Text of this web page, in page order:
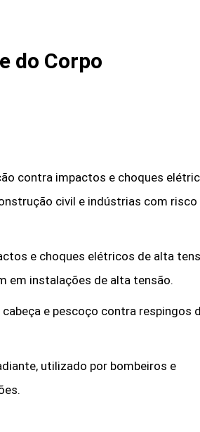
do Corpo
contra impactos e choques
civil e indústrias com risco
e choques elétricos de alta
em instalações de alta tensão.
e pescoço contra respingos
utilizado por bombeiros e